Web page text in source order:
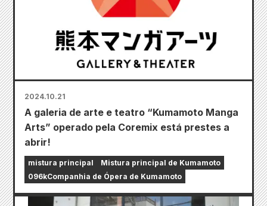
2024.10.21
A galeria de arte e teatro “Kumamoto Manga
Arts” operado pela Coremix está prestes a
abrir!
mistura principal
Mistura principal de Kumamoto
096kCompanhia de Ópera de Kumamoto